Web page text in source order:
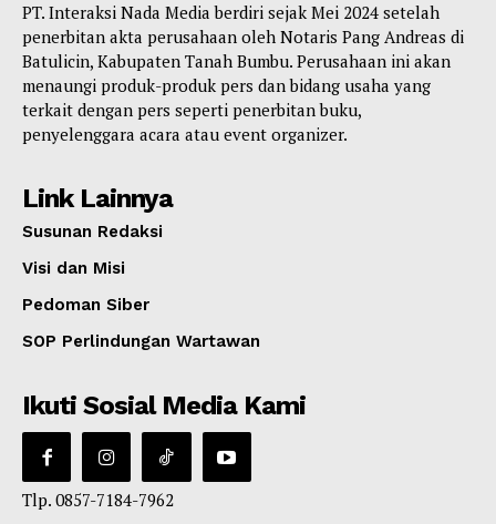
PT. Interaksi Nada Media berdiri sejak Mei 2024 setelah
penerbitan akta perusahaan oleh Notaris Pang Andreas di
Batulicin, Kabupaten Tanah Bumbu. Perusahaan ini akan
menaungi produk-produk pers dan bidang usaha yang
terkait dengan pers seperti penerbitan buku,
penyelenggara acara atau event organizer.
Link Lainnya
Susunan Redaksi
Visi dan Misi
Pedoman Siber
SOP Perlindungan Wartawan
Ikuti Sosial Media Kami
Tlp. 0857-7184-7962